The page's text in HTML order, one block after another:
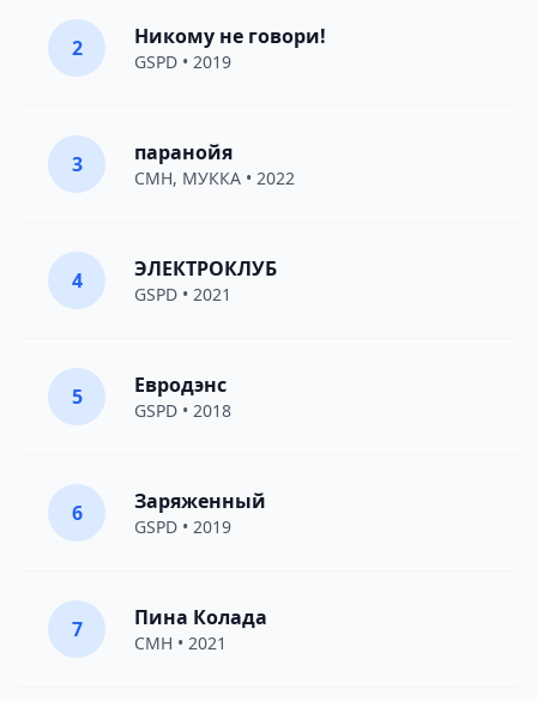
2 Никому не говори!
GSPD • 2019
3 паранойя
CMH, МУККА • 2022
4 ЭЛЕКТРОКЛУБ
GSPD • 2021
5 Евродэнс
GSPD • 2018
6 Заряженный
GSPD • 2019
7 Пина Колада
CMH • 2021